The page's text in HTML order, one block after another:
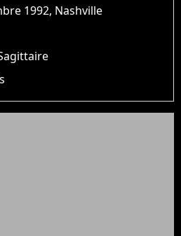
1992, Nashville